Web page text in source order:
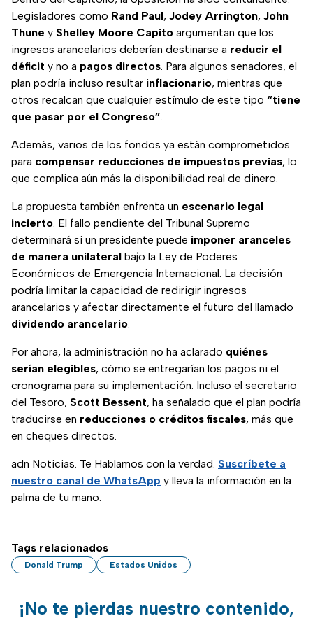
Legisladores como Rand Paul, Jodey Arrington, John
Thune y Shelley Moore Capito argumentan que los
ingresos arancelarios deberían destinarse a reducir el
déficit y no a pagos directos. Para algunos senadores, el
plan podría incluso resultar inflacionario, mientras que
otros recalcan que cualquier estímulo de este tipo “tiene
que pasar por el Congreso”.
Además, varios de los fondos ya están comprometidos
para compensar reducciones de impuestos previas, lo
que complica aún más la disponibilidad real de dinero.
La propuesta también enfrenta un escenario legal
incierto. El fallo pendiente del Tribunal Supremo
determinará si un presidente puede imponer aranceles
de manera unilateral bajo la Ley de Poderes
Económicos de Emergencia Internacional. La decisión
podría limitar la capacidad de redirigir ingresos
arancelarios y afectar directamente el futuro del llamado
dividendo arancelario.
Por ahora, la administración no ha aclarado quiénes
serían elegibles, cómo se entregarían los pagos ni el
cronograma para su implementación. Incluso el secretario
del Tesoro, Scott Bessent, ha señalado que el plan podría
traducirse en reducciones o créditos fiscales, más que
en cheques directos.
adn Noticias. Te Hablamos con la verdad. Suscríbete a
nuestro canal de WhatsApp y lleva la información en la
palma de tu mano.
Tags relacionados
Donald Trump Estados Unidos
¡No te pierdas nuestro contenido,